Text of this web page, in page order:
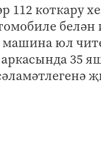
112 коткару
белән
юл
35